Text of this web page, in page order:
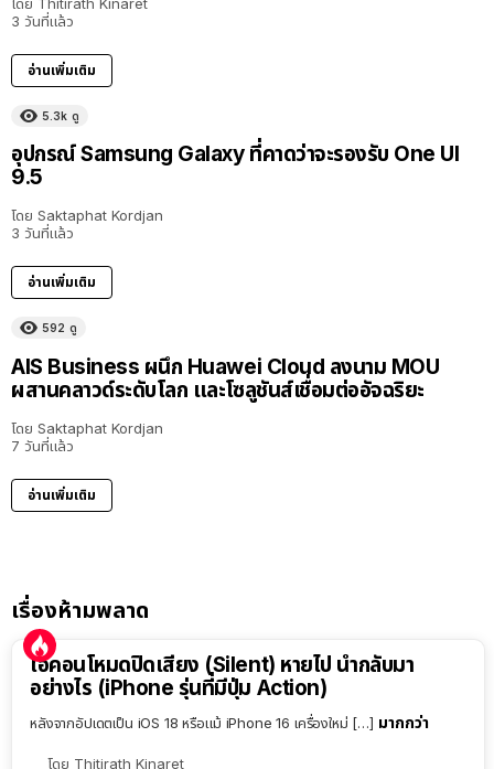
3 วันที่แล้ว
อ่านเพิ่มเติม
5.3k ดู
อุปกรณ์ Samsung Galaxy ที่คาดว่าจะรองรับ One UI
9.5
โดย Saktaphat Kordjan
3 วันที่แล้ว
อ่านเพิ่มเติม
592 ดู
AIS Business ผนึก Huawei Cloud ลงนาม MOU
ผสานคลาวด์ระดับโลก และโซลูชันส์เชื่อมต่ออัจฉริยะ
โดย Saktaphat Kordjan
7 วันที่แล้ว
อ่านเพิ่มเติม
เรื่องห้ามพลาด
ไอคอนโหมดปิดเสียง (Silent) หายไป นำกลับมา
อย่างไร (iPhone รุ่นที่มีปุ่ม Action)
หลังจากอัปเดตเป็น iOS 18 หรือแม้ iPhone 16 เครื่องใหม่ […] มากกว่า
โดย Thitirath Kinaret